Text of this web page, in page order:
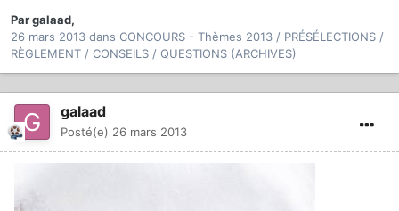
Pargalaad,
26 mars 2013 dans CONCOURS - Thèmes 2013 / PRÉSÉLECTIONS /
RÈGLEMENT / CONSEILS / QUESTIONS (ARCHIVES)
galaad
Posté(e) 26 mars 2013